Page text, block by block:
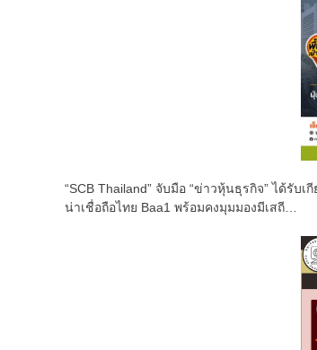
“SCB Thailand” จับมือ “ข่าวหุ้นธุรกิจ” ได้รั
น่าเชื่อถือไทย Baa1 พร้อมคงมุมมองมีเสถี…